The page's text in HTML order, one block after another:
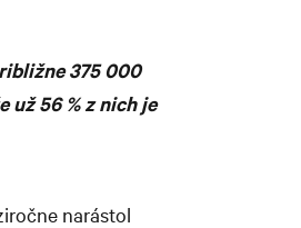
375 000
56 % z nich je
narástol